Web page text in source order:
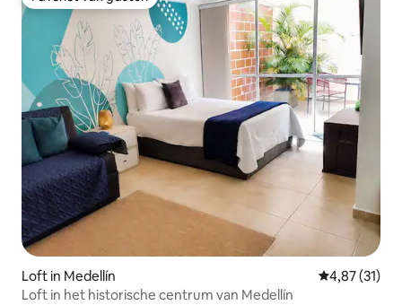
Favoriet van gasten
Loft in Medellín Gemiddelde
4,87 (31)
Loft in het historische centrum van Medellín